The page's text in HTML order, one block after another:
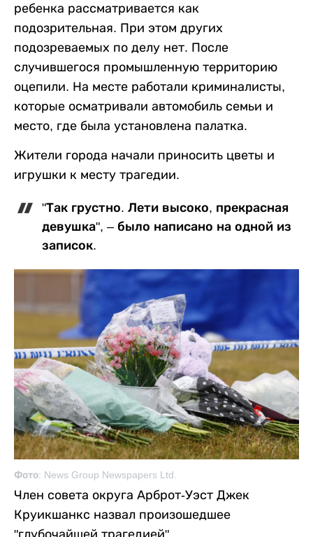
ребенка рассматривается как
подозрительная. При этом других
подозреваемых по делу нет. После
случившегося промышленную территорию
оцепили. На месте работали криминалисты,
которые осматривали автомобиль семьи и
место, где была установлена палатка.
Жители города начали приносить цветы и
игрушки к месту трагедии.
"Так грустно. Лети высоко, прекрасная
девушка", – было написано на одной из
записок.
Фото: News Group Newspapers Ltd.
Член совета округа Арброт-Уэст Джек
Круикшанкс назвал произошедшее
"глубочайшей трагедией".